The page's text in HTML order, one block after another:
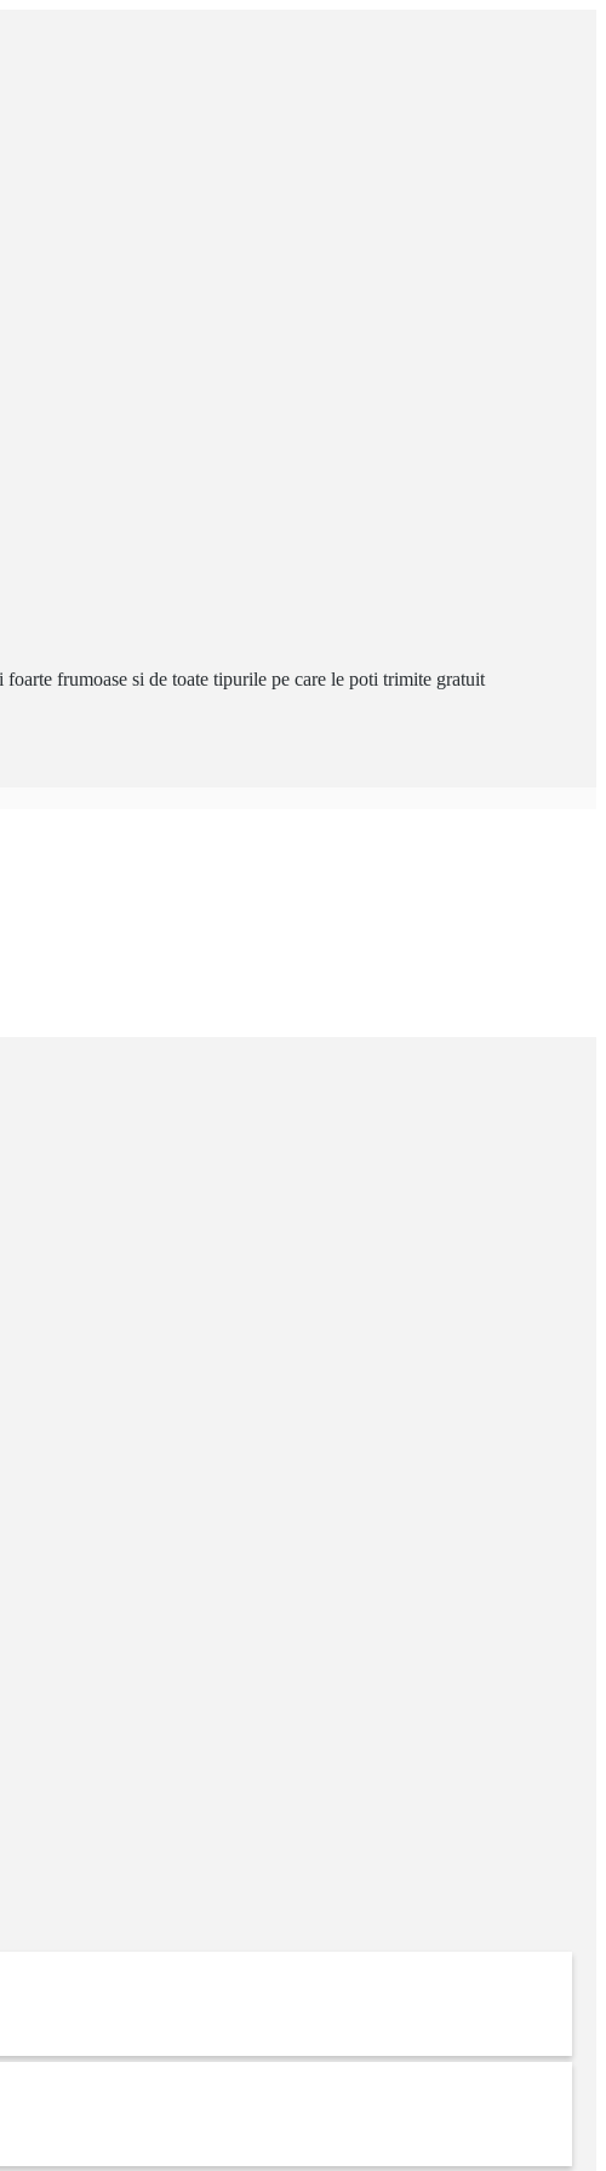
frumoase si de toate tipurile pe care le poti trimite gratuit